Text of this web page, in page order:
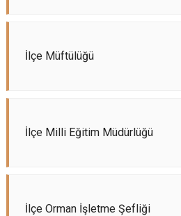
İlçe Müftülüğü
İlçe Milli Eğitim Müdürlüğü
İlçe Orman İşletme Şefliği